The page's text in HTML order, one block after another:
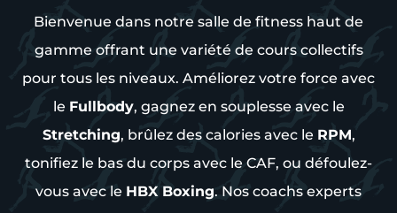
Bienvenue dans notre salle de fitness haut de
gamme offrant une variété de cours collectifs
pour tous les niveaux. Améliorez votre force avec
le Fullbody, gagnez en souplesse avec le
Stretching, brûlez des calories avec le RPM,
tonifiez le bas du corps avec le CAF, ou défoulez-
vous avec le HBX Boxing. Nos coachs experts